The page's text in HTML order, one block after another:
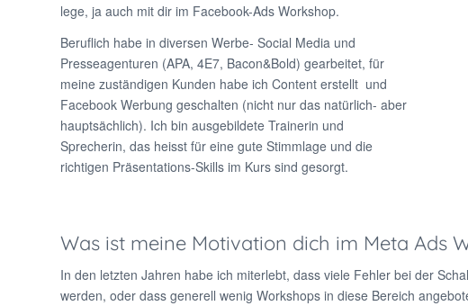
lege, ja auch mit dir im Facebook-Ads Workshop.
Beruflich habe in diversen Werbe- Social Media und
Presseagenturen (APA, 4E7, Bacon&Bold) gearbeitet, für
meine zuständigen Kunden habe ich Content erstellt und
Facebook Werbung geschalten (nicht nur das natürlich- aber
hauptsächlich). Ich bin ausgebildete Trainerin und
Sprecherin, das heisst für eine gute Stimmlage und die
richtigen Präsentations-Skills im Kurs sind gesorgt.
Was ist meine Motivation dich im Meta Ads
In den letzten Jahren habe ich miterlebt, dass viele Fehler bei der
werden, oder dass generell wenig Workshops in diese Bereich